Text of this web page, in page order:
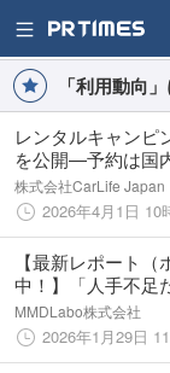
「利用動向
レンタルキャンピ
を公開―予約は国
牽引
株式会社CarLife Japan
2026年4月1日 10
【最新レポート
中！】「人手不足
救われない？ コー
造的な難しさ”と“
MMDLabo株式会社
2026年1月29日